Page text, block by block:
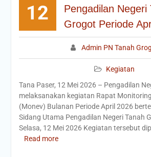
12
Pengadilan Negeri
Grogot Periode
Admin PN Tanah
Kegiatan
Tana Paser, 12 Mei 2026 – Pengadilan
melaksanakan kegiatan Rapat
(Monev) Bulanan Periode April 2026
Sidang Utama Pengadilan Negeri Tanah
Selasa, 12 Mei 2026 Kegiatan tersebut
Read more